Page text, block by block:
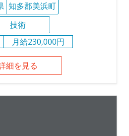
知多郡美浜町
技術
月給230,000円
細を見る